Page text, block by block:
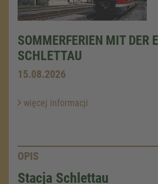
SOMMERFERIEN MIT DER
SCHLETTAU
15.08.2026
więcej informacji
OPIS
Stacja Schlettau